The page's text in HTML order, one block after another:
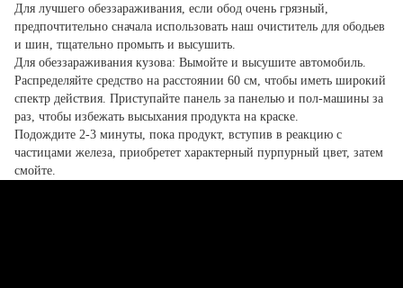
Для лучшего обеззараживания, если обод очень грязный,
предпочтительно сначала использовать наш очиститель для ободьев
и шин, тщательно промыть и высушить.
Для обеззараживания кузова: Вымойте и высушите автомобиль.
Распределяйте средство на расстоянии 60 см, чтобы иметь широкий
спектр действия. Приступайте панель за панелью и пол-машины за
раз, чтобы избежать высыхания продукта на краске.
Подождите 2-3 минуты, пока продукт, вступив в реакцию с
частицами железа, приобретет характерный пурпурный цвет, затем
смойте.